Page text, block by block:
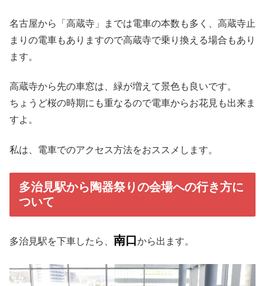
名古屋から「高蔵寺」までは電車の本数も多く、高蔵寺止
まりの電車もありますので高蔵寺で乗り換える場合もあり
ます。
高蔵寺から先の車窓は、緑が増えて景色も良いです。
ちょうど桜の時期にも重なるので電車からお花見も出来ま
すよ。
私は、電車でのアクセス方法をおススメします。
多治見駅から陶器祭りの会場への行き方に
ついて
多治見駅を下車したら、 南口から出ます。